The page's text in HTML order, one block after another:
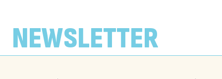
país
Por: El Diario de Atacama
1 junio, 2026
Por: La Estrella de Iquique
1 junio, 2026
que se consolidó al cierre del gobierno
de Boric
Por: El Diario Financiero
NEWSLETTER